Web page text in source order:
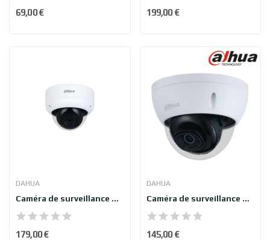
69,00 € 199,00 €
DAHUA
Caméra de surveillance Dahua...
179,00 €
DAHUA
Caméra de surveillance Dahua IPC-HDBW2541RP-ZS-...
145,00 €